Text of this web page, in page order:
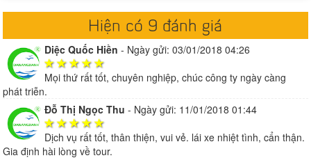
Hiện có 9 đánh giá
Diệc Quốc Hiền - Ngày gửi: 03/01/2018 04:26
Mọi thứ rất tốt, chuyên nghiệp, chúc công ty ngày càng
phát triễn.
Đỗ Thị Ngọc Thu - Ngày gửi: 11/01/2018 01:44
Dịch vụ rất tốt, thân thiện, vui vẻ. lái xe nhiệt tình, cẩn thận.
Gia định hài lòng về tour.